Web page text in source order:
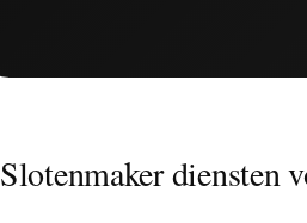
Slotenmaker diensten